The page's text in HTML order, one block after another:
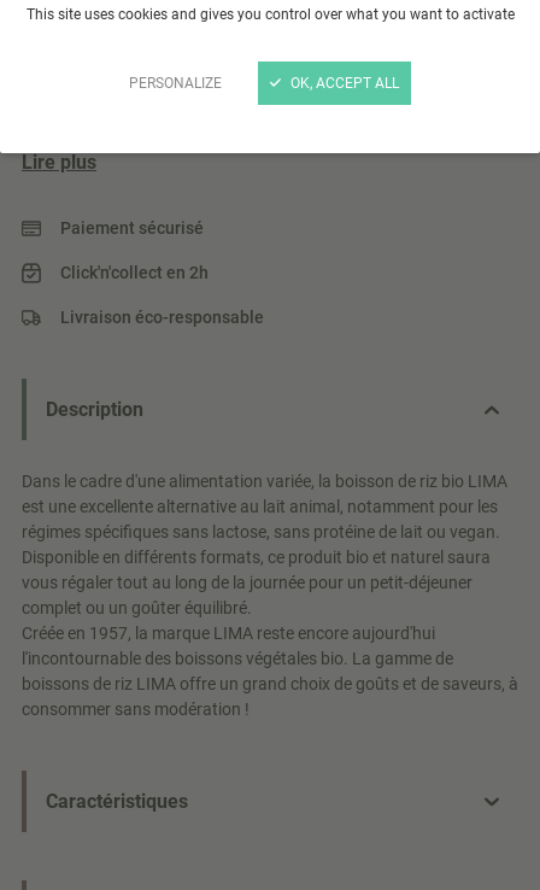
This site uses cookies and gives you control over what you want to activate
PERSONALIZE OK, ACCEPT ALL
Boisson de riz 500ml
La boisson de riz LIMA est produite à partir de riz issu de
l'agriculture biologique. Sa légère touche sucrée et vanillée
Lire plus
Paiement sécurisé
Click'n'collect en 2h
Livraison éco-responsable
Description
Dans le cadre d'une alimentation variée, la boisson de riz bio LIMA
est une excellente alternative au lait animal, notamment pour les
régimes spécifiques sans lactose, sans protéine de lait ou vegan.
Disponible en différents formats, ce produit bio et naturel saura
vous régaler tout au long de la journée pour un petit-déjeuner
complet ou un goûter équilibré.
Créée en 1957, la marque LIMA reste encore aujourd'hui
l'incontournable des boissons végétales bio. La gamme de
boissons de riz LIMA offre un grand choix de goûts et de saveurs, à
consommer sans modération !
Caractéristiques